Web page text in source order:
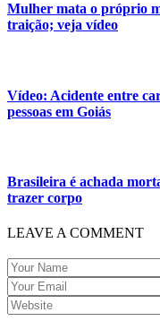
Mulher mata o próprio
traição; veja vídeo
Vídeo: Acidente entre
pessoas em Goiás
Brasileira é achada
trazer corpo
LEAVE A COMMENT